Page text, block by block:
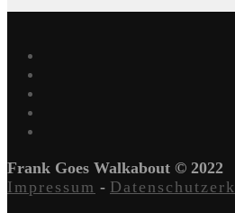
Frank Goes Walkabout © 2022
Impressum -